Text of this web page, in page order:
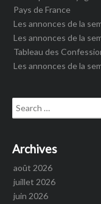
Pays de France
Les annonces de la
Les annonces de la
Tableau des
Les annonces de la
Search
for:
Archives
août 2026
juillet 2026
juin 2026